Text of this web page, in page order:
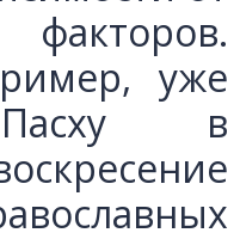
уже
в